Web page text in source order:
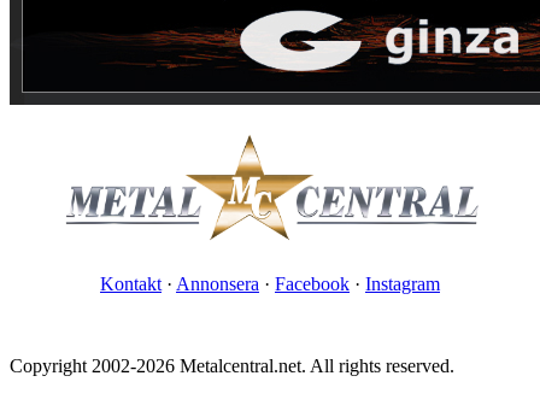
Kontakt · Annonsera · Facebook · Instagram
Copyright 2002-2026 Metalcentral.net. All rights reserved.